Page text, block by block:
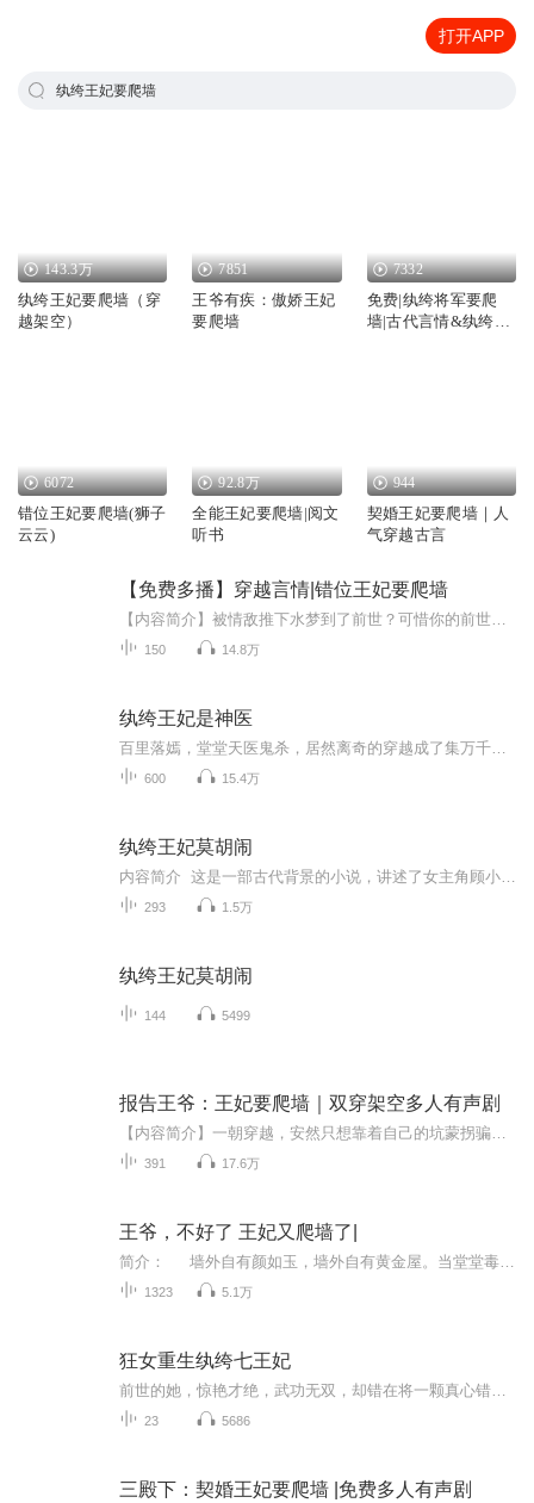
打开APP
纨绔王妃要爬墙
143.3万
纨绔王妃要爬墙（穿
越架空）
7851
王爷有疾：傲娇王妃
要爬墙
7332
免费|纨绔将军要爬
墙|古代言情&纨绔&
6072
错位王妃要爬墙(狮子
云云)
92.8万
全能王妃要爬墙|阅文
听书
944
契婚王妃要爬墙｜人
气穿越古言
【免费多播】穿越言情|错位王妃要爬墙
150 14.8万
纨绔王妃是神医
600 15.4万
纨绔王妃莫胡闹
293 1.5万
纨绔王妃莫胡闹
144 5499
报告王爷：王妃要爬墙｜双穿架空多人有声剧
391 17.6万
王爷，不好了 王妃又爬墙了|
1323 5.1万
狂女重生纨绔七王妃
23 5686
三殿下：契婚王妃要爬墙 |免费多人有声剧